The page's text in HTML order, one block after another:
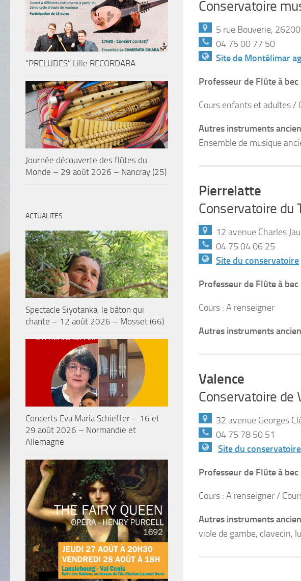
Conservatoire
5 rue Bouverie,
04 75 00 77 50
Site de Montélimar
Professeur de Flûte à bec
Cours enfants et adultes /
Autres instruments
Ensemble de musique
Pierrelatte
Conservatoire du
12 avenue Charles
04 75 04 06 25
Site du conservatoire
Professeur de Flûte à bec
Cours : A renseigner
Autres instruments
Valence
Conservatoire de
32 avenue Georges
04 75 78 50 51
Site du conservatoire
Professeur de Flûte à bec
Cours : A renseigner /
Autres instruments
viole de gambe, clavecin,
“PRELUDES” Lille RECORDARA
Journée découverte des flûtes du
Monde – 29 août 2026 – Nancray (25)
ACTUALITES
Spectacle Siyotanka, le bâton qui
chante – 12 août 2026 – Mosset (66)
Concerts Eva Maria Schieffer – 16 et
29 août 2026 – Normandie et
Allemagne